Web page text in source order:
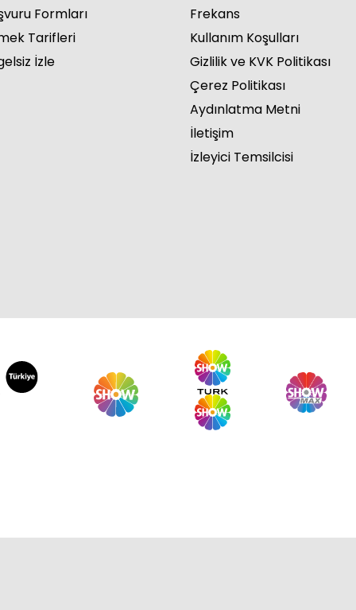
Formları
Tarifleri
İzle
Frekans
Kullanım Koşulları
Gizlilik ve KVK Politikası
Çerez Politikası
Aydınlatma Metni
İletişim
İzleyici Temsilcisi